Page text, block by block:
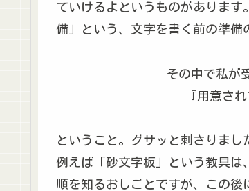
ていけるよというものがありま
備」という、文字を書く前の準備
その中で私が
『用意さ
ということ。グサッと刺さりまし
例えば「砂文字板」という教具は
順を知るおしごとですが、この